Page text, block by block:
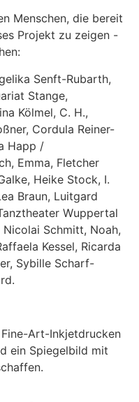
Menschen, die bereit
Projekt zu zeigen -
Senft-Rubarth,
Stange,
Kölmel, C. H.,
Cordula Reiner-
Happ /
Emma, Fletcher
Heike Stock, I.
Braun, Luitgard
Wuppertal
Nicolai Schmitt, Noah,
Kessel, Ricarda
Sybille Scharf-
Art-Inkjetdrucken
ein Spiegelbild mit